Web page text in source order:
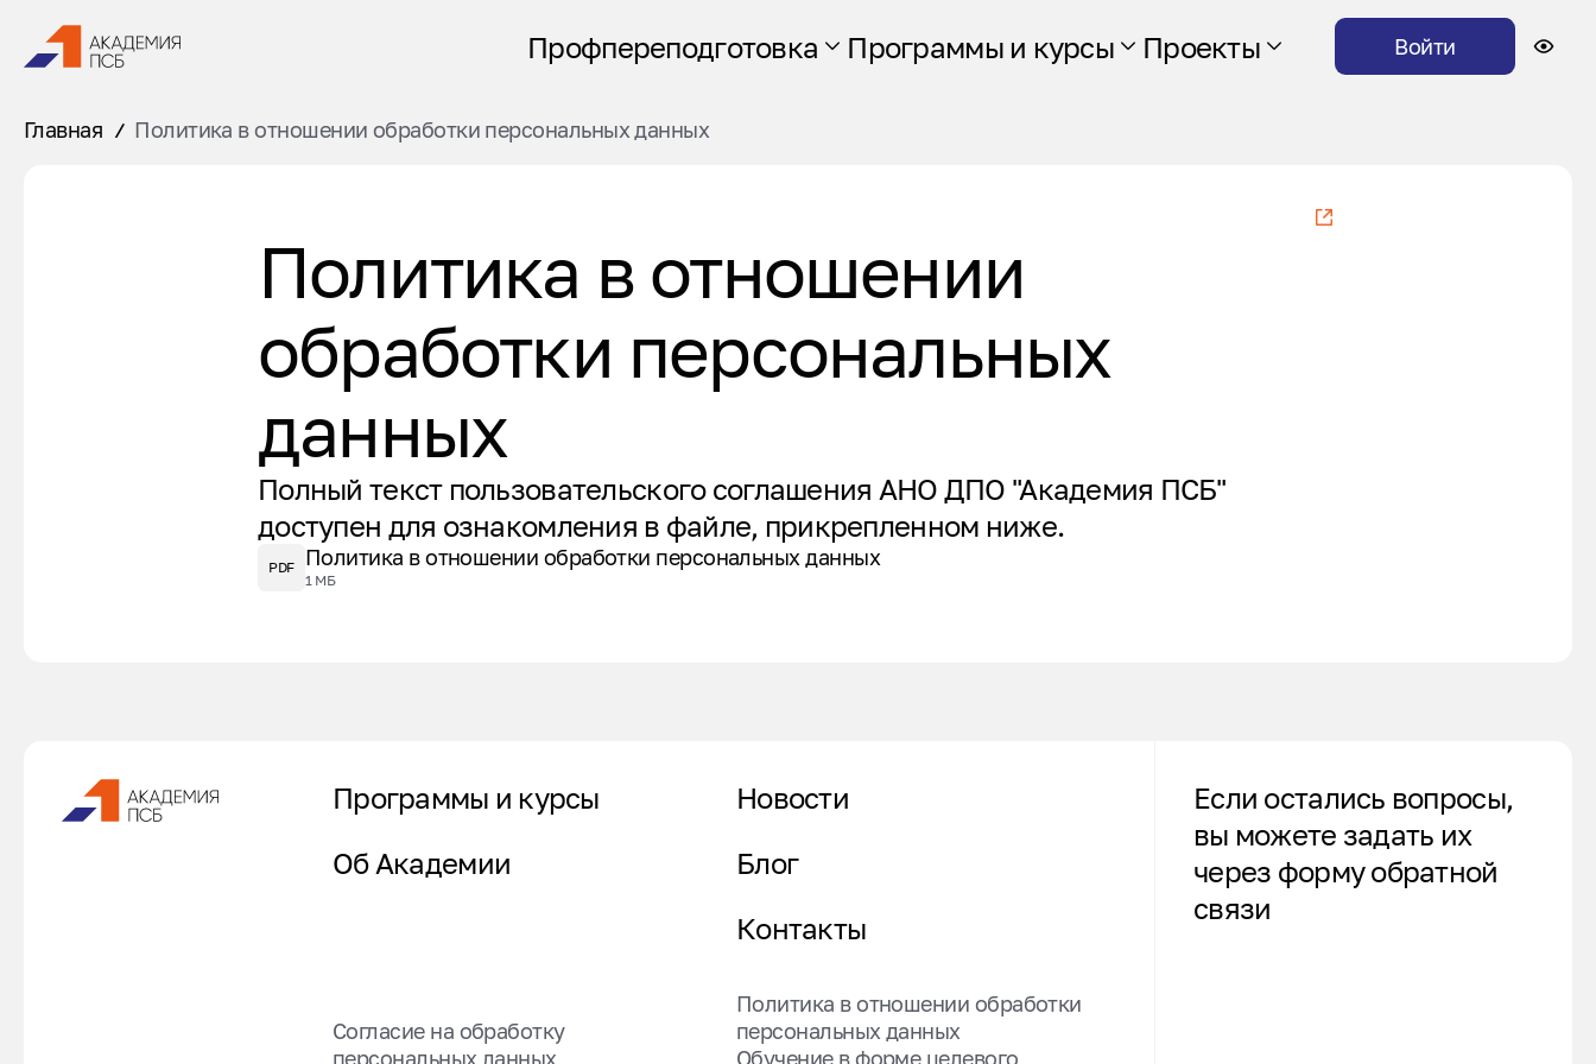
Профпереподготовка Программы и курсы Проекты Войти
Главная Политика в отношении обработки персональных данных
Политика в отношении
обработки персональных
данных
Полный текст пользовательского соглашения АНО ДПО "Академия ПСБ"
доступен для ознакомления в файле, прикрепленном ниже.
PDF Политика в отношении обработки персональных данных
1 МБ
Программы и курсы
Об Академии
Новости
Блог
Контакты
Согласие на обработку
персональных данных
Политика в отношении обработки
персональных данных
Обучение в форме целевого
Если остались вопросы,
вы можете задать их
через форму обратной
связи